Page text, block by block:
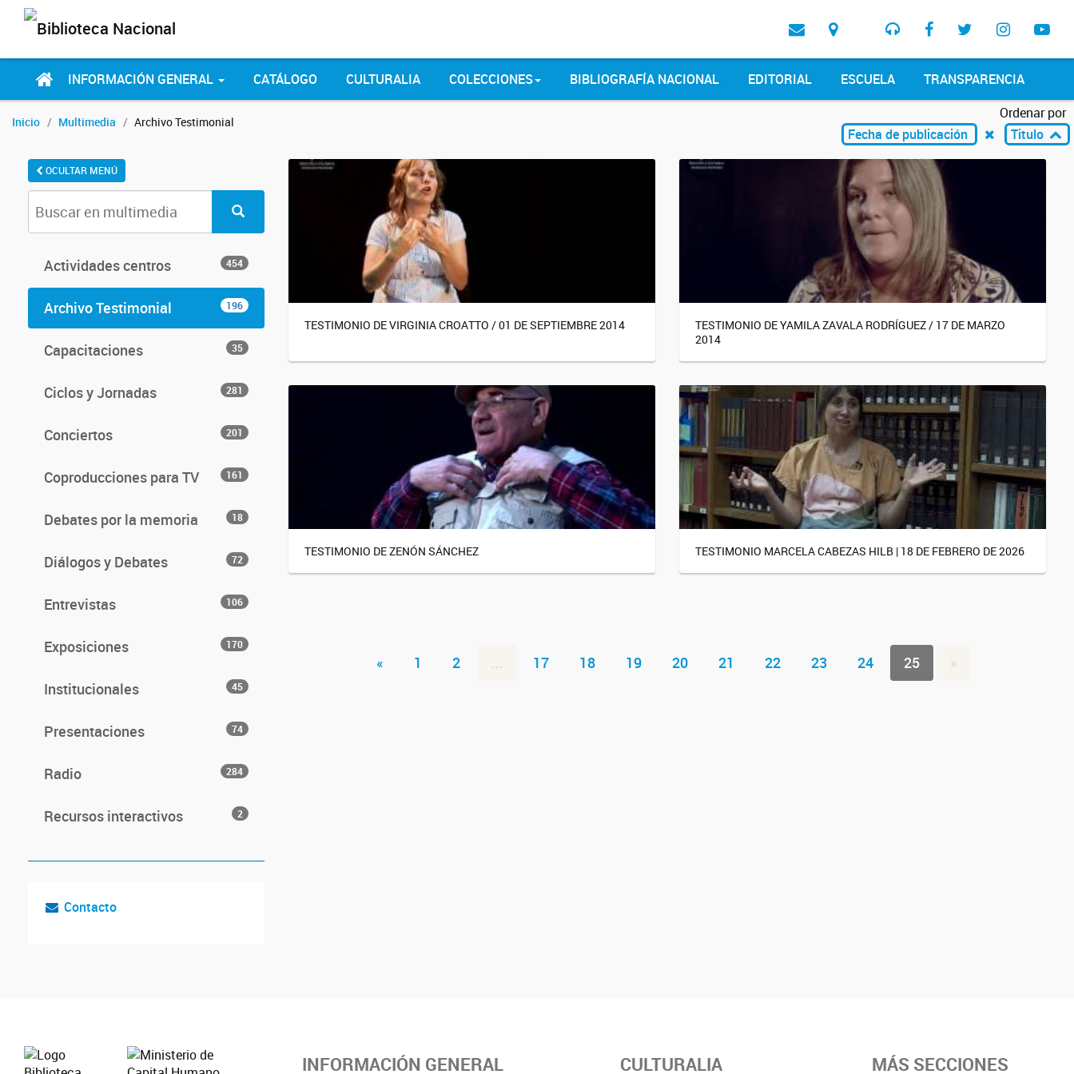
INFORMACIÓN GENERAL CATÁLOGO CULTURALIA COLECCIONES BIBLIOGRAFÍA NACIONAL EDITORIAL ESCUELA TRANSPARENCIA
Inicio Multimedia Archivo Testimonial
Ordenar por
Fecha de publicación
Titulo
OCULTAR MENÚ
Actividades centros 454
Archivo Testimonial 196
Capacitaciones 35
Ciclos y Jornadas 281
Conciertos 201
Coproducciones para TV 161
Debates por la memoria 18
Diálogos y Debates 72
Entrevistas 106
Exposiciones 170
Institucionales 45
Presentaciones 74
Radio 284
Recursos interactivos 2
Contacto
TESTIMONIO DE VIRGINIA CROATTO / 01 DE SEPTIEMBRE 2014
TESTIMONIO DE YAMILA ZAVALA RODRÍGUEZ / 17 DE MARZO
2014
TESTIMONIO DE ZENÓN SÁNCHEZ TESTIMONIO MARCELA CABEZAS HILB | 18 DE FEBRERO DE 2026
« 1 2 ... 17 18 19 20 21 22 23 24 25 »
INFORMACIÓN GENERAL CULTURALIA MÁS SECCIONES